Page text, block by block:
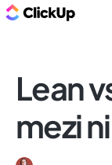
Lean
mezi